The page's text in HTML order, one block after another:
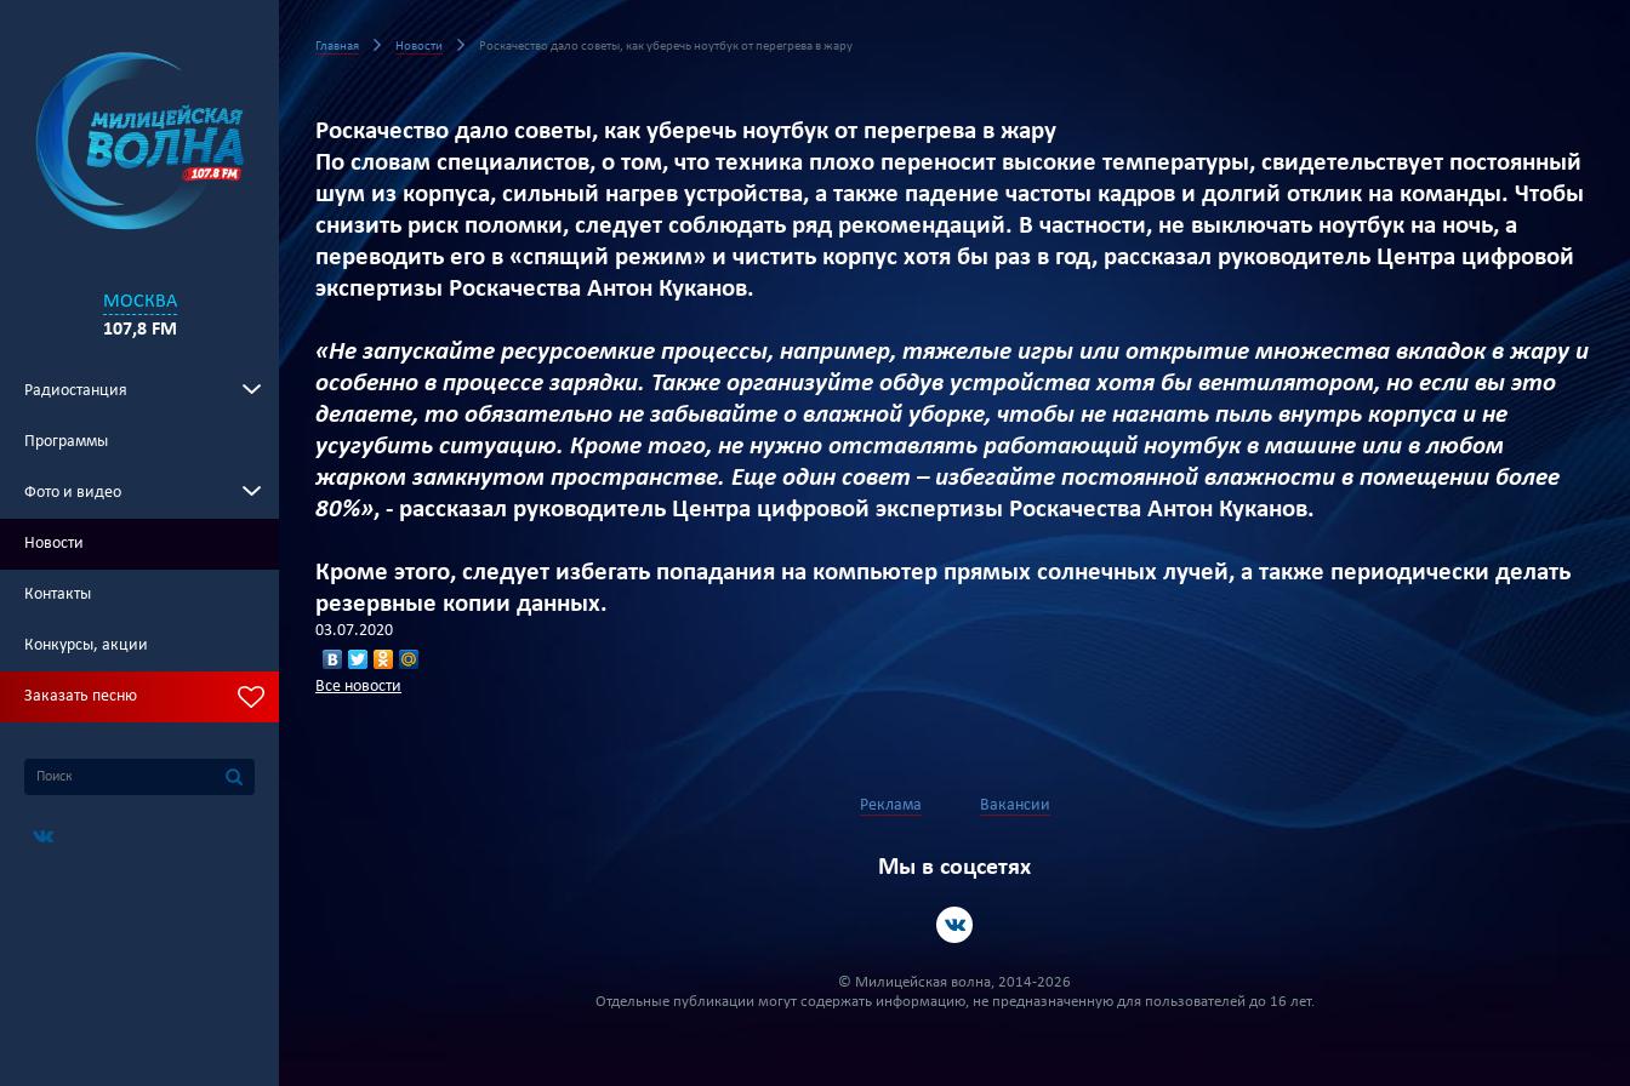
МОСКВА
107,8 FM
Радиостанция
Программы
Фото и видео
Новости
Контакты
Конкурсы, акции
Заказать песню
Главная Новости Роскачество дало советы, как уберечь ноутбук от перегрева в жару
Роскачество дало советы, как уберечь ноутбук от перегрева в жару
По словам специалистов, о том, что техника плохо переносит высокие температуры, свидетельствует постоянный
шум из корпуса, сильный нагрев устройства, а также падение частоты кадров и долгий отклик на команды. Чтобы
снизить риск поломки, следует соблюдать ряд рекомендаций. В частности, не выключать ноутбук на ночь, а
переводить его в «спящий режим» и чистить корпус хотя бы раз в год, рассказал руководитель Центра цифровой
экспертизы Роскачества Антон Куканов.
«Не запускайте ресурсоемкие процессы, например, тяжелые игры или открытие множества вкладок в жару и
особенно в процессе зарядки. Также организуйте обдув устройства хотя бы вентилятором, но если вы это
делаете, то обязательно не забывайте о влажной уборке, чтобы не нагнать пыль внутрь корпуса и не
усугубить ситуацию. Кроме того, не нужно отставлять работающий ноутбук в машине или в любом
жарком замкнутом пространстве. Еще один совет – избегайте постоянной влажности в помещении более
80%», - рассказал руководитель Центра цифровой экспертизы Роскачества Антон Куканов.
Кроме этого, следует избегать попадания на компьютер прямых солнечных лучей, а также периодически делать
резервные копии данных.
03.07.2020
Все новости
Реклама Вакансии
Мы в соцсетях
© Милицейская волна, 2014-2026
Отдельные публикации могут содержать информацию, не предназначенную для пользователей до 16 лет.